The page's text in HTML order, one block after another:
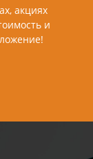
акциях
и